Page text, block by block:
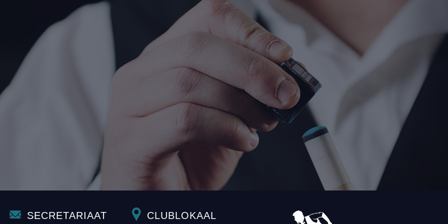
SECRETARIAAT CLUBLOKAAL